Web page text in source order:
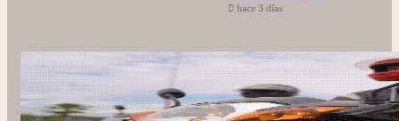
hace 3 días